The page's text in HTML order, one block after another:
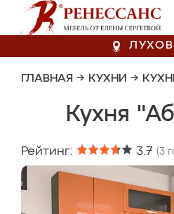
ГЛАВНАЯ → КУХНИ →
Кухня
Рейтинг: 3.7 (3